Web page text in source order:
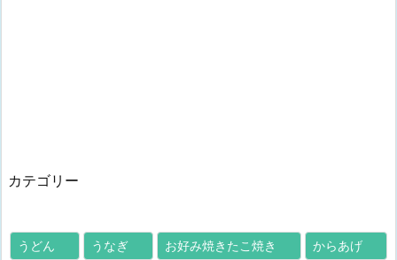
カテゴリー
うどん うなぎ お好み焼きたこ焼き からあげ